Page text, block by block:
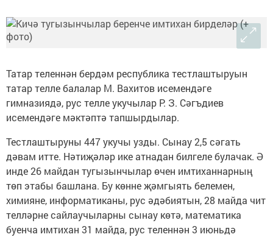
Татар теленнән бердәм республика тестлаштыруын
татар телле балалар М. Вахитов исемендәге
гимназиядә, рус телле укучылар Р. З. Сәгъдиев
исемендәге мәктәптә тапшырдылар.
Тестлаштыруны 447 укучы узды. Сынау 2,5 сәгать
дәвам итте. Нәтиҗәләр ике атнадан билгеле булачак. Ә
инде 26 майдан тугызынчылар өчен имтиханнарның
төп этабы башлана. Бу көнне җәмгыять белемен,
химияне, информатиканы, рус әдәбиятын, 28 майда чит
телләрне сайлаучыларны сынау көтә, математика
буенча имтихан 31 майда, рус теленнән 3 июньдә